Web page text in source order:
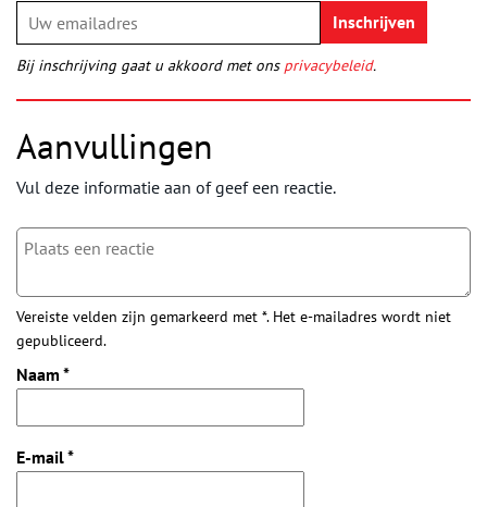
Bij inschrijving gaat u akkoord met ons privacybeleid.
Aanvullingen
Vul deze informatie aan of geef een reactie.
Vereiste velden zijn gemarkeerd met *. Het e-mailadres wordt niet
gepubliceerd.
Naam *
E-mail*